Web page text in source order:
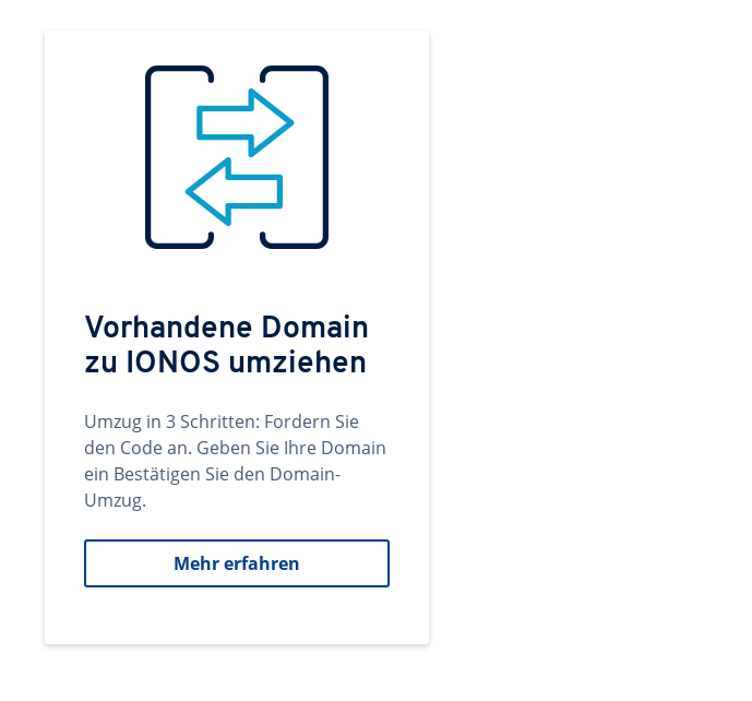
Vorhandene Domain
zu IONOS umziehen
Umzug in 3 Schritten: Fordern Sie
den Code an. Geben Sie Ihre Domain
ein Bestätigen Sie den Domain-
Umzug.
Mehr erfahren